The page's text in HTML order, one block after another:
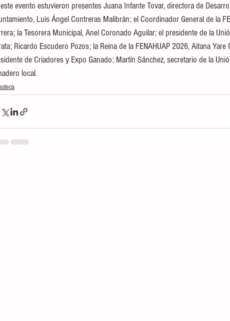
evento estuvieron presentes Juana Infante Tovar, directora de
Luis Ángel Contreras Malibrán; el Coordinador General de la
la Tesorera Municipal, Anel Coronado Aguilar; el presidente de la
Ricardo Escudero Pozos; la Reina de la FENAHUAP 2026, Aitana
de Criadores y Expo Ganado; Martín Sánchez, secretario de la
local.